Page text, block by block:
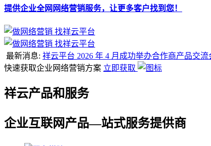
提供企业全网网络营销服务，让更多客户找到您！
最新消息: 祥云平台 2026 年 4 月成功举办合作商产品交流
快速获取企业网络营销方案 立即获取
祥云产品和服务
企业互联网产品—站式服务提供商